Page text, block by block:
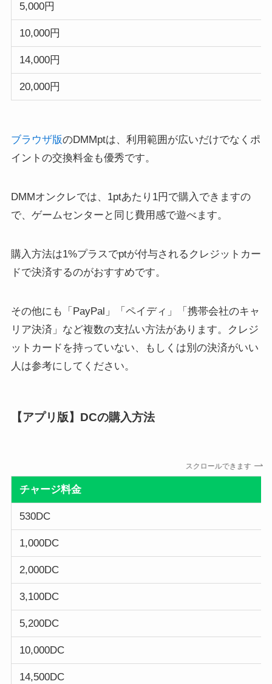
5,000円
10,000円
14,000円
20,000円
ブラウザ版のDMMptは、利用範囲が広いだけでなくポ
イントの交換料金も優秀です。
DMMオンクレでは、1ptあたり1円で購入できますの
で、ゲームセンターと同じ費用感で遊べます。
購入方法は1%プラスでptが付与されるクレジットカー
ドで決済するのがおすすめです。
その他にも「PayPal」「ペイディ」「携帯会社のキャ
リア決済」など複数の支払い方法があります。クレジ
ットカードを持っていない、もしくは別の決済がいい
人は参考にしてください。
【アプリ版】DCの購入方法
スクロールできます
チャージ料金
530DC
1,000DC
2,000DC
3,100DC
5,200DC
10,000DC
14,500DC